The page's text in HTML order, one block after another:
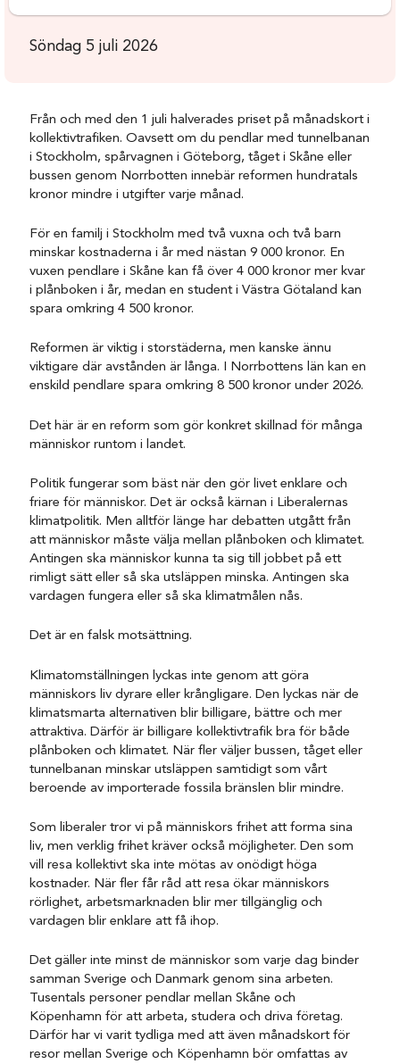
Söndag 5 juli 2026
Från och med den 1 juli halverades priset på månadskort i
kollektivtrafiken. Oavsett om du pendlar med tunnelbanan
i Stockholm, spårvagnen i Göteborg, tåget i Skåne eller
bussen genom Norrbotten innebär reformen hundratals
kronor mindre i utgifter varje månad.
För en familj i Stockholm med två vuxna och två barn
minskar kostnaderna i år med nästan 9 000 kronor. En
vuxen pendlare i Skåne kan få över 4 000 kronor mer kvar
i plånboken i år, medan en student i Västra Götaland kan
spara omkring 4 500 kronor.
Reformen är viktig i storstäderna, men kanske ännu
viktigare där avstånden är långa. I Norrbottens län kan en
enskild pendlare spara omkring 8 500 kronor under 2026.
Det här är en reform som gör konkret skillnad för många
människor runtom i landet.
Politik fungerar som bäst när den gör livet enklare och
friare för människor. Det är också kärnan i Liberalernas
klimatpolitik. Men alltför länge har debatten utgått från
att människor måste välja mellan plånboken och klimatet.
Antingen ska människor kunna ta sig till jobbet på ett
rimligt sätt eller så ska utsläppen minska. Antingen ska
vardagen fungera eller så ska klimatmålen nås.
Det är en falsk motsättning.
Klimatomställningen lyckas inte genom att göra
människors liv dyrare eller krångligare. Den lyckas när de
klimatsmarta alternativen blir billigare, bättre och mer
attraktiva. Därför är billigare kollektivtrafik bra för både
plånboken och klimatet. När fler väljer bussen, tåget eller
tunnelbanan minskar utsläppen samtidigt som vårt
beroende av importerade fossila bränslen blir mindre.
Som liberaler tror vi på människors frihet att forma sina
liv, men verklig frihet kräver också möjligheter. Den som
vill resa kollektivt ska inte mötas av onödigt höga
kostnader. När fler får råd att resa ökar människors
rörlighet, arbetsmarknaden blir mer tillgänglig och
vardagen blir enklare att få ihop.
Det gäller inte minst de människor som varje dag binder
samman Sverige och Danmark genom sina arbeten.
Tusentals personer pendlar mellan Skåne och
Köpenhamn för att arbeta, studera och driva företag.
Därför har vi varit tydliga med att även månadskort för
resor mellan Sverige och Köpenhamn bör omfattas av